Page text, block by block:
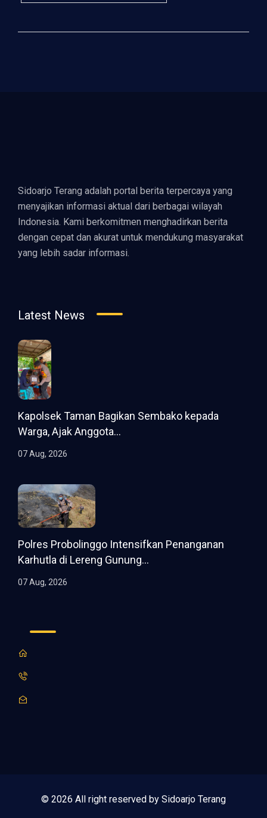
Sidoarjo Terang adalah portal berita terpercaya yang
menyajikan informasi aktual dari berbagai wilayah
Indonesia. Kami berkomitmen menghadirkan berita
dengan cepat dan akurat untuk mendukung masyarakat
yang lebih sadar informasi.
Latest News
Kapolsek Taman Bagikan Sembako kepada
Warga, Ajak Anggota...
07 Aug, 2026
Polres Probolinggo Intensifkan Penanganan
Karhutla di Lereng Gunung...
07 Aug, 2026
© 2026 All right reserved by Sidoarjo Terang